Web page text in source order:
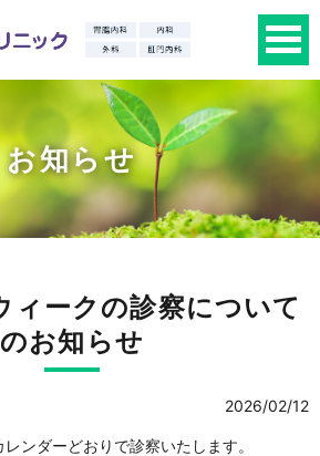
お知らせ
ィークの診察について
のお知らせ
2026/02/12
ンダーどおりで診察いたします。